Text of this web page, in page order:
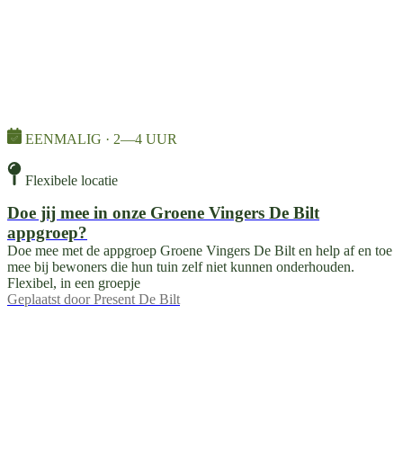
EENMALIG · 2—4 UUR
Flexibele locatie
Doe jij mee in onze Groene Vingers De Bilt
appgroep?
Doe mee met de appgroep Groene Vingers De Bilt en help af en toe
mee bij bewoners die hun tuin zelf niet kunnen onderhouden.
Flexibel, in een groepje
Geplaatst door Present De Bilt